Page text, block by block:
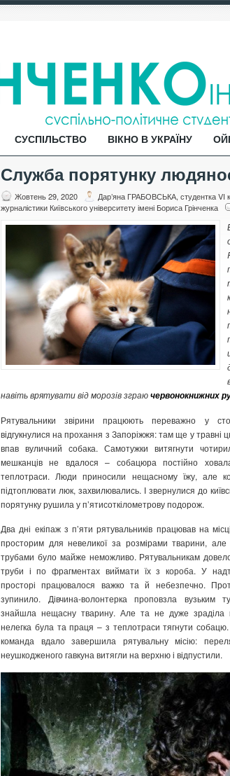
СУСПІЛЬСТВО ВІКНО В УКРАЇНУ
Служба порятунку
Жовтень 29, 2020
Дар’яна ГРАБОВСЬКА, студентка VI
журналістики Київського університету імені Бориса Грінченка
навіть врятувати від морозів зграючервонокнижних
Рятувальники звірини працюють переважно у
відгукнулися на прохання з Запоріжжя: там ще у травні
впав вуличний собака. Самотужки витягнути
мешканців не вдалося – собацюра постійно
теплотраси. Люди приносили нещасному їжу, але
підтоплювати люк, захвилювались. І звернулися до
порятунку рушила у п’ятисоткілометрову подорож.
Два дні екіпаж з п’яти рятувальників працював на
просторим для невеликої за розмірами тварини,
трубами було майже неможливо. Рятувальникам
труби і по фрагментах виймати їх з короба. У
просторі працювалося важко та й небезпечно.
зупинило. Дівчина-волонтерка проповзла вузьким
знайшла нещасну тварину. Але та не дуже зраділа
нелегка була та праця – з теплотраси тягнути
команда вдало завершила рятувальну місію:
неушкодженого гавкуна витягли на верхню і відпустили.